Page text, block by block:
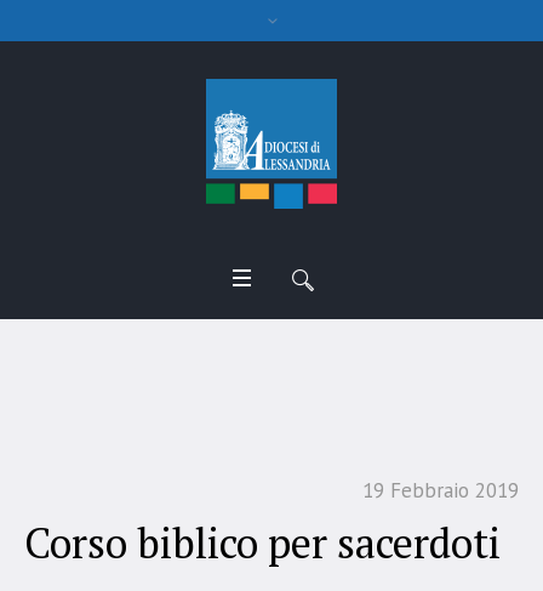
19 Febbraio 2019
Corso biblico per sacerdoti